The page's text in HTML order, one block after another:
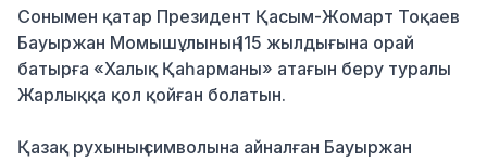
Сонымен қатар Президент Қасым-Жомарт Тоқаев
Бауыржан Момышұлының 115 жылдығына орай
батырға «Халық Қаһарманы» атағын беру туралы
Жарлыққа қол қойған болатын.
Қазақ рухының символына айналған Бауыржан